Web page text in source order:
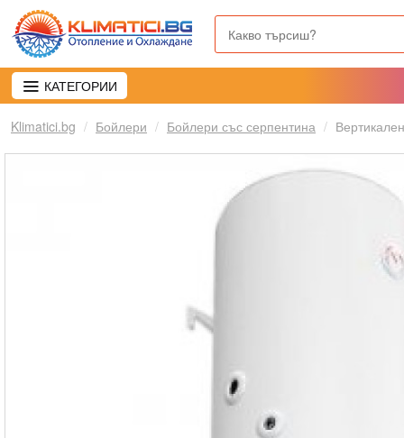
КАТЕГОРИИ
Klimatici.bg Бойлери Бойлери със серпентина